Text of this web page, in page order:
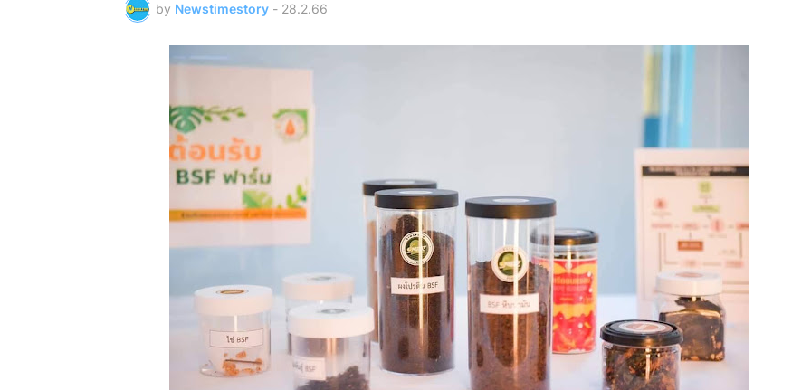
by Newstimestory - 28.2.66